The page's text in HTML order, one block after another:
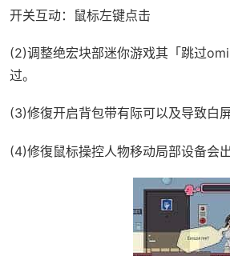
开关互动：鼠标左键点击
(2)调整绝宏块部迷你游戏其「跳过
过。
(3)修復开启背包带有际可以及导致白
(4)修復鼠标操控人物移动局部设备会